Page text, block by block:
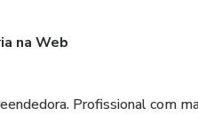
na Web
Profissional com